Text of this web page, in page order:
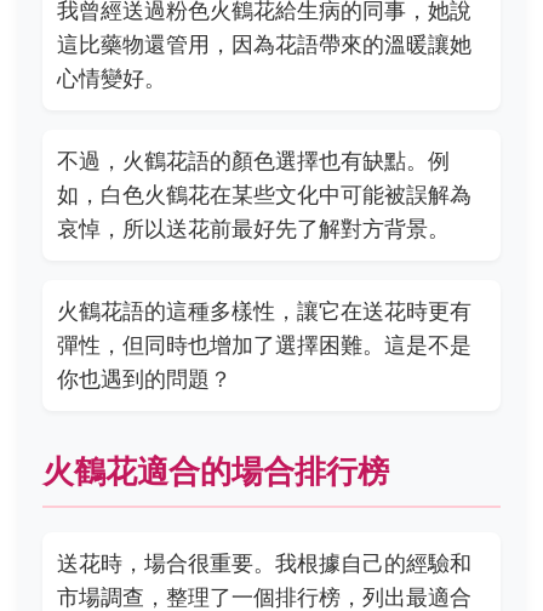
我曾經送過粉色火鶴花給生病的同事，她說
這比藥物還管用，因為花語帶來的溫暖讓她
心情變好。
不過，火鶴花語的顏色選擇也有缺點。例
如，白色火鶴花在某些文化中可能被誤解為
哀悼，所以送花前最好先了解對方背景。
火鶴花語的這種多樣性，讓它在送花時更有
彈性，但同時也增加了選擇困難。這是不是
你也遇到的問題？
火鶴花適合的場合排行榜
送花時，場合很重要。我根據自己的經驗和
市場調查，整理了一個排行榜，列出最適合